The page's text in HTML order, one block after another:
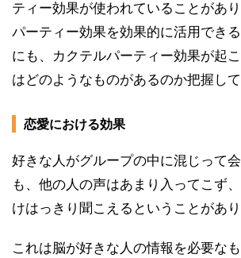
ティー効果が使われていることがあ
パーティー効果を効果的に活用でき
にも、カクテルパーティー効果が起
はどのようなものがあるのか把握して
恋愛における効果
好きな人がグループの中に混じって
も、他の人の声はあまり入ってこず
けはっきり聞こえるということがあり
これは脳が好きな人の情報を必要な